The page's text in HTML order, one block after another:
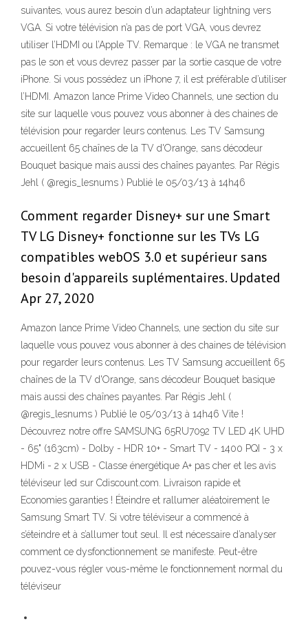
suivantes, vous aurez besoin d’un adaptateur lightning vers
VGA. Si votre télévision n’a pas de port VGA, vous devrez
utiliser l’HDMI ou l’Apple TV. Remarque : le VGA ne transmet
pas le son et vous devrez passer par la sortie casque de votre
iPhone. Si vous possédez un iPhone 7, il est préférable d’utiliser
l’HDMI. Amazon lance Prime Video Channels, une section du
site sur laquelle vous pouvez vous abonner à des chaines de
télévision pour regarder leurs contenus. Les TV Samsung
accueillent 65 chaînes de la TV d'Orange, sans décodeur
Bouquet basique mais aussi des chaînes payantes. Par Régis
Jehl ( @regis_lesnums ) Publié le 05/03/13 à 14h46
Comment regarder Disney+ sur une Smart
TV LG Disney+ fonctionne sur les TVs LG
compatibles webOS 3.0 et supérieur sans
besoin d'appareils suplémentaires. Updated
Apr 27, 2020
Amazon lance Prime Video Channels, une section du site sur
laquelle vous pouvez vous abonner à des chaines de télévision
pour regarder leurs contenus. Les TV Samsung accueillent 65
chaînes de la TV d'Orange, sans décodeur Bouquet basique
mais aussi des chaînes payantes. Par Régis Jehl (
@regis_lesnums ) Publié le 05/03/13 à 14h46 Vite !
Découvrez notre offre SAMSUNG 65RU7092 TV LED 4K UHD
- 65" (163cm) - Dolby - HDR 10+ - Smart TV - 1400 PQI - 3 x
HDMi - 2 x USB - Classe énergétique A+ pas cher et les avis
téléviseur led sur Cdiscount.com. Livraison rapide et
Economies garanties ! Éteindre et rallumer aléatoirement le
Samsung Smart TV. Si votre téléviseur a commencé à
s’éteindre et à s’allumer tout seul. Il est nécessaire d’analyser
comment ce dysfonctionnement se manifeste. Peut-être
pouvez-vous régler vous-même le fonctionnement normal du
téléviseur